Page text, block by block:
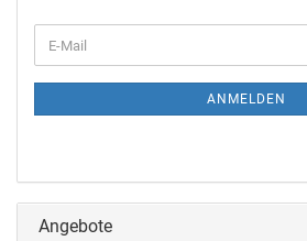
ANMELDEN
Angebote